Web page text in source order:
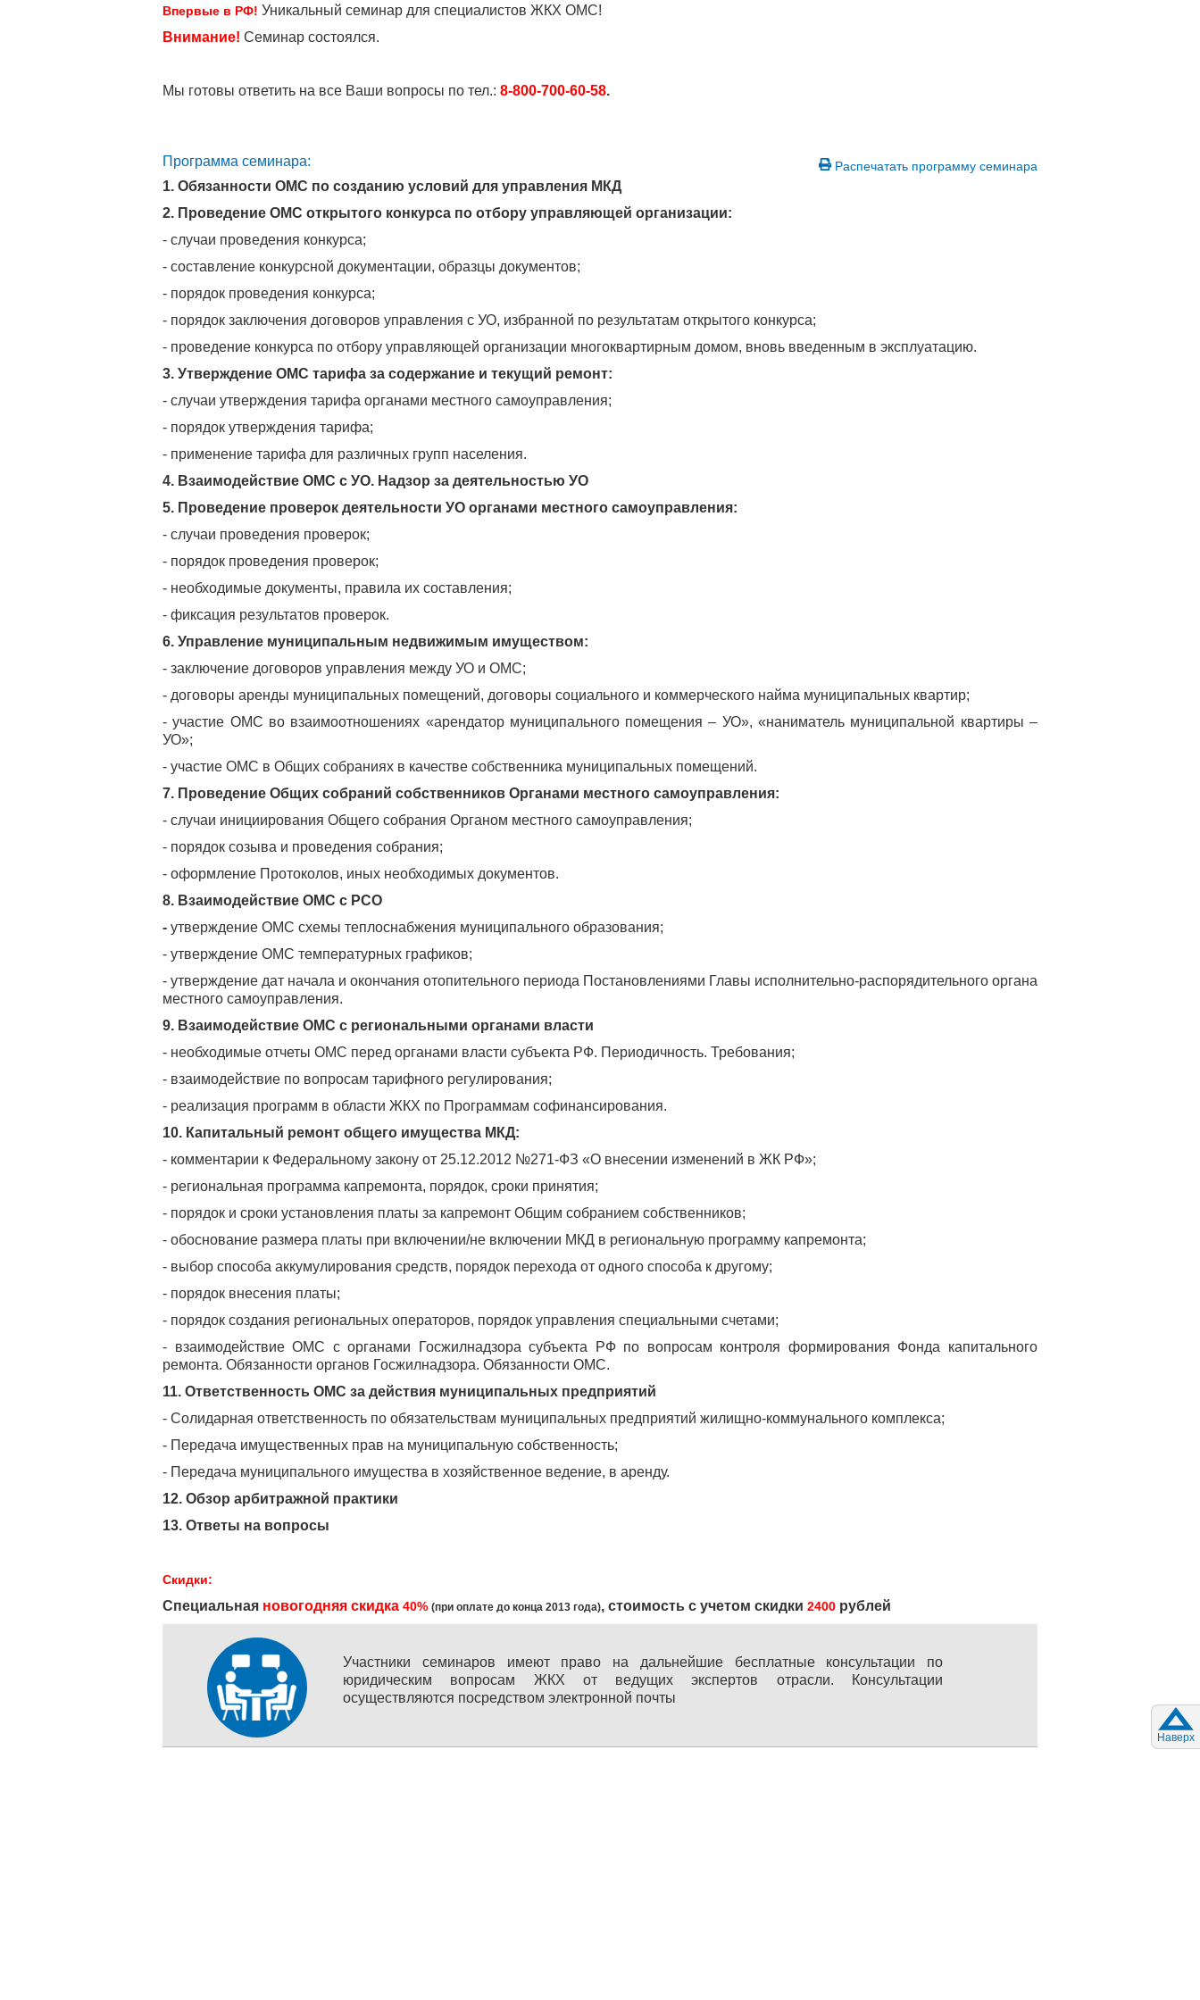
Впервые в РФ! Уникальный семинар для специалистов ЖКХ ОМС!
Внимание! Семинар состоялся.
Мы готовы ответить на все Ваши вопросы по тел.: 8-800-700-60-58.
Программа семинара: Распечатать программу семинара
1. Обязанности ОМС по созданию условий для управления МКД
2. Проведение ОМС открытого конкурса по отбору управляющей организации:
- случаи проведения конкурса;
- составление конкурсной документации, образцы документов;
- порядок проведения конкурса;
- порядок заключения договоров управления с УО, избранной по результатам открытого конкурса;
- проведение конкурса по отбору управляющей организации многоквартирным домом, вновь введенным в эксплуатацию.
3. Утверждение ОМС тарифа за содержание и текущий ремонт:
- случаи утверждения тарифа органами местного самоуправления;
- порядок утверждения тарифа;
- применение тарифа для различных групп населения.
4. Взаимодействие ОМС с УО. Надзор за деятельностью УО
5. Проведение проверок деятельности УО органами местного самоуправления:
- случаи проведения проверок;
- порядок проведения проверок;
- необходимые документы, правила их составления;
- фиксация результатов проверок.
6. Управление муниципальным недвижимым имуществом:
- заключение договоров управления между УО и ОМС;
- договоры аренды муниципальных помещений, договоры социального и коммерческого найма муниципальных квартир;
- участие ОМС во взаимоотношениях «арендатор муниципального помещения – УО», «наниматель муниципальной квартиры –
УО»;
- участие ОМС в Общих собраниях в качестве собственника муниципальных помещений.
7. Проведение Общих собраний собственников Органами местного самоуправления:
- случаи инициирования Общего собрания Органом местного самоуправления;
- порядок созыва и проведения собрания;
- оформление Протоколов, иных необходимых документов.
8. Взаимодействие ОМС с РСО
- утверждение ОМС схемы теплоснабжения муниципального образования;
- утверждение ОМС температурных графиков;
- утверждение дат начала и окончания отопительного периода Постановлениями Главы исполнительно-распорядительного органа
местного самоуправления.
9. Взаимодействие ОМС с региональными органами власти
- необходимые отчеты ОМС перед органами власти субъекта РФ. Периодичность. Требования;
- взаимодействие по вопросам тарифного регулирования;
- реализация программ в области ЖКХ по Программам софинансирования.
10. Капитальный ремонт общего имущества МКД:
- комментарии к Федеральному закону от 25.12.2012 №271-ФЗ «О внесении изменений в ЖК РФ»;
- региональная программа капремонта, порядок, сроки принятия;
- порядок и сроки установления платы за капремонт Общим собранием собственников;
- обоснование размера платы при включении/не включении МКД в региональную программу капремонта;
- выбор способа аккумулирования средств, порядок перехода от одного способа к другому;
- порядок внесения платы;
- порядок создания региональных операторов, порядок управления специальными счетами;
- взаимодействие ОМС с органами Госжилнадзора субъекта РФ по вопросам контроля формирования Фонда капитального
ремонта. Обязанности органов Госжилнадзора. Обязанности ОМС.
11. Ответственность ОМС за действия муниципальных предприятий
- Солидарная ответственность по обязательствам муниципальных предприятий жилищно-коммунального комплекса;
- Передача имущественных прав на муниципальную собственность;
- Передача муниципального имущества в хозяйственное ведение, в аренду.
12. Обзор арбитражной практики
13. Ответы на вопросы
Скидки:
Специальная новогодняя скидка 40% (при оплате до конца 2013 года), стоимость с учетом скидки 2400 рублей
Участники семинаров имеют право на дальнейшие бесплатные консультации по
юридическим вопросам ЖКХ от ведущих экспертов отрасли. Консультации
осуществляются посредством электронной почты
Наверх